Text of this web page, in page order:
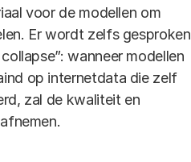
voor de modellen om
Er wordt zelfs gesproken
wanneer modellen
op internetdata die zelf
zal de kwaliteit en